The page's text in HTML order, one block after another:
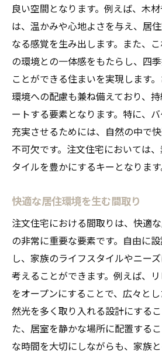
テクノロジーを活用した
料理が楽しくなるキッチ
ペットと共に暮らすため
余暇を最大限に楽しむリ
既存の住宅では叶わないカス
注文住宅で
内装と外観のスタイルを
構造変更が可能な柔軟性
増築や改装を考慮した設
地形を活かした独自の設計
将来のニーズに応える設
注文住宅で作る、自分だけの
ン空間
テーマに沿ったインテリ
自然光を活かした空間作
開放感を重視した居住空
パティオやベランダでの
良い空間となります。例えば、木
は、温かみや心地よさを与え、居
なる感覚を生み出します。また、
の環境との一体感をもたらし、四
ことができる住まいを実現します
環境への配慮も兼ね備えており、
ートする要素となります。特に、
充実させるためには、自然の中で
不可欠です。注文住宅においては
タイルを豊かにするキーとなります
快適な居住環境を生む間取り
注文住宅における間取りは、快適
の非常に重要な要素です。自由に
し、家族のライフスタイルやニー
考えることができます。例えば、
をオープンにすることで、広々と
然光を多く取り入れる設計にする
た、居室を静かな場所に配置する
な時間を大切にしながらも、家族